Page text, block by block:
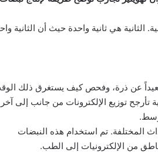
الثانية هي ثانية واحدة حيث أن الثانية
عن ذرة، وفحص كيف يستغرق ذلك
تأرجح توزيع الإلكترونات من جانب إلى
المختلفة. تم استخدام هذه النبضات
من الإلكترونيات إلى الطب.